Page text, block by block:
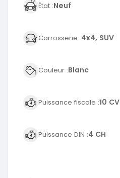
État :Neuf
Carrosserie :4x4, SUV
Couleur :Blanc
Puissance fiscale :10 CV
Puissance DIN :4 CH